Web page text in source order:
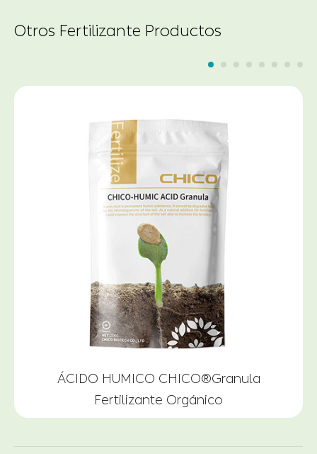
Otros Fertilizante Productos
ÁCIDO HUMICO CHICO®Granula
Fertilizante Orgánico